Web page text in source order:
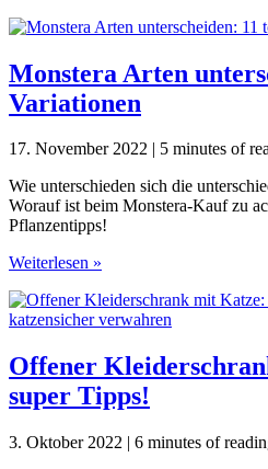
Diese
super
Tipps
helfen
Monstera Arten
Variationen
17. November 2022 | 5 minutes of
Wie unterschieden sich die
Worauf ist beim Monstera-Kauf zu
Pflanzentipps!
Monstera
unterscheiden:
11
Variationen
Weiterlesen »
Offener
super Tipps!
3. Oktober 2022 | 6 minutes of